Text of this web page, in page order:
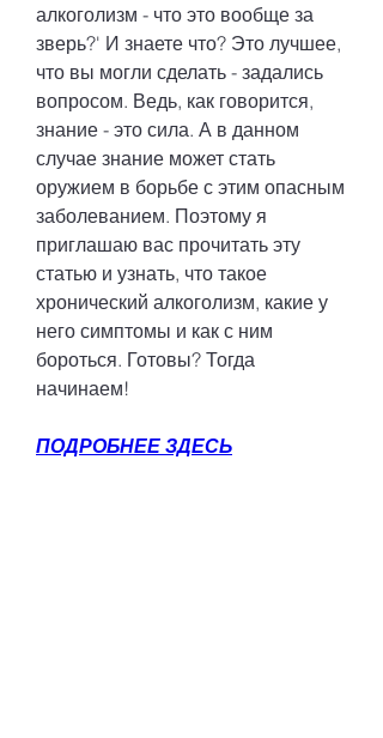
алкоголизм - что это вообще за
зверь?' И знаете что? Это лучшее,
что вы могли сделать - задались
вопросом. Ведь, как говорится,
знание - это сила. А в данном
случае знание может стать
оружием в борьбе с этим опасным
заболеванием. Поэтому я
приглашаю вас прочитать эту
статью и узнать, что такое
хронический алкоголизм, какие у
него симптомы и как с ним
бороться. Готовы? Тогда
начинаем!
ПОДРОБНЕЕ ЗДЕСЬ